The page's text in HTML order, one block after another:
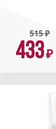
515₽
433₽